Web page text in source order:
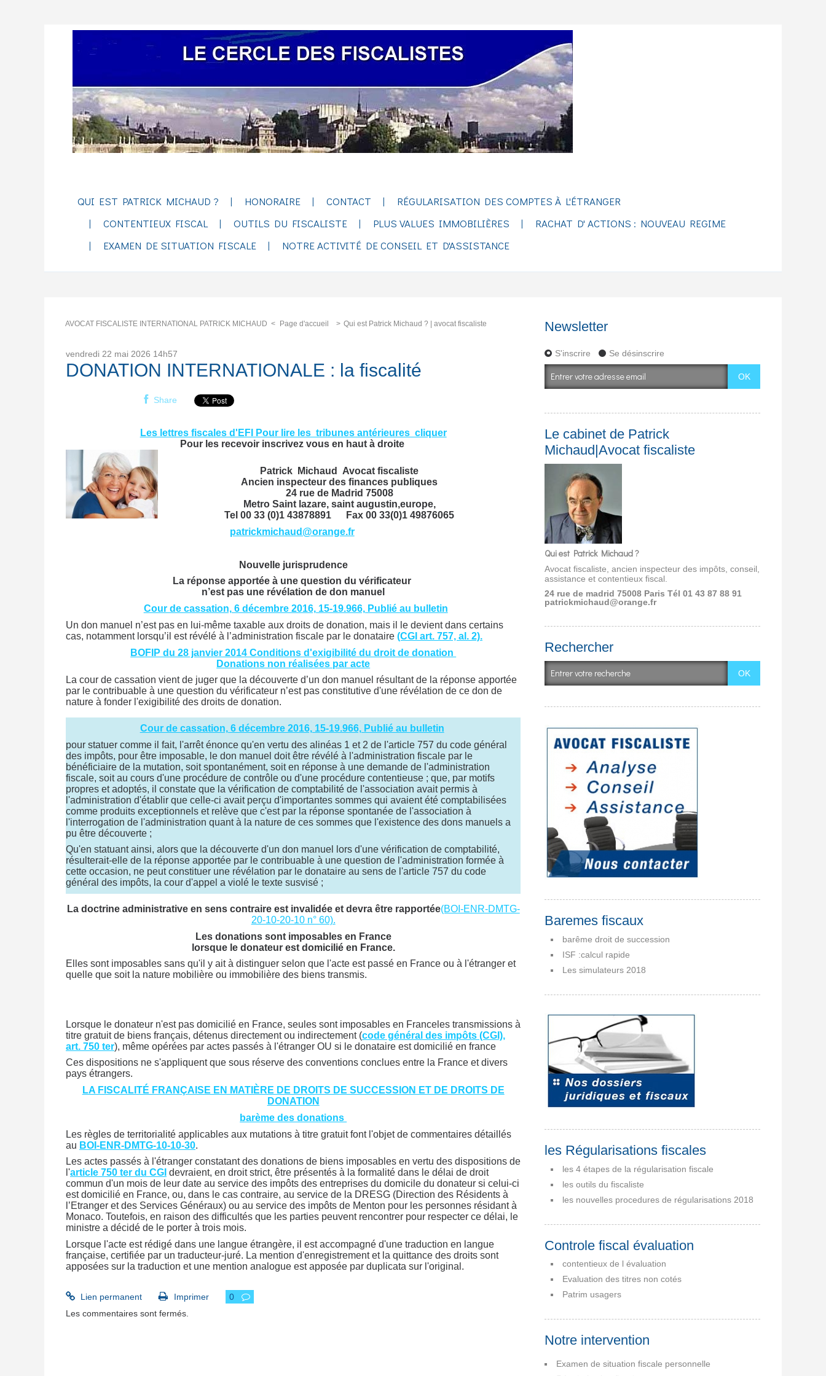
QUI EST PATRICK MICHAUD ? HONORAIRE CONTACT
RÉGULARISATION DES COMPTES À L'ÉTRANGER
CONTENTIEUX FISCAL
OUTILS DU FISCALISTE PLUS VALUES IMMOBILIÈRES
RACHAT D' ACTIONS : NOUVEAU REGIME
EXAMEN DE SITUATION FISCALE
NOTRE ACTIVITÉ DE CONSEIL ET D'ASSISTANCE
AVOCAT FISCALISTE INTERNATIONAL PATRICK MICHAUD Page d'accueil Qui est Patrick Michaud ? | avocat fiscaliste
vendredi 22 mai 2026 14h57
DONATION INTERNATIONALE : la fiscalité
Share
Les lettres fiscales d'EFI Pour lire les tribunes antérieures cliquer
Pour les recevoir inscrivez vous en haut à droite
Patrick Michaud Avocat fiscaliste
Ancien inspecteur des finances publiques
24 rue de Madrid 75008
Metro Saint lazare, saint augustin,europe,
Tel 00 33 (0)1 43878891 Fax 00 33(0)1 49876065
patrickmichaud@orange.fr
Nouvelle jurisprudence
La réponse apportée à une question du vérificateur
n’est pas une révélation de don manuel
Cour de cassation, 6 décembre 2016, 15-19.966, Publié au bulletin
Un don manuel n’est pas en lui-même taxable aux droits de donation, mais il le devient dans certains
cas, notamment lorsqu’il est révélé à l’administration fiscale par le donataire (CGI art. 757, al. 2).
BOFIP du 28 janvier 2014 Conditions d'exigibilité du droit de donation
Donations non réalisées par acte
La cour de cassation vient de juger que la découverte d’un don manuel résultant de la réponse apportée
par le contribuable à une question du vérificateur n’est pas constitutive d'une révélation de ce don de
nature à fonder l'exigibilité des droits de donation.
Cour de cassation, 6 décembre 2016, 15-19.966, Publié au bulletin
pour statuer comme il fait, l'arrêt énonce qu'en vertu des alinéas 1 et 2 de l'article 757 du code général
des impôts, pour être imposable, le don manuel doit être révélé à l'administration fiscale par le
bénéficiaire de la mutation, soit spontanément, soit en réponse à une demande de l'administration
fiscale, soit au cours d'une procédure de contrôle ou d'une procédure contentieuse ; que, par motifs
propres et adoptés, il constate que la vérification de comptabilité de l'association avait permis à
l'administration d'établir que celle-ci avait perçu d'importantes sommes qui avaient été comptabilisées
comme produits exceptionnels et relève que c'est par la réponse spontanée de l'association à
l'interrogation de l'administration quant à la nature de ces sommes que l'existence des dons manuels a
pu être découverte ;
Qu'en statuant ainsi, alors que la découverte d'un don manuel lors d'une vérification de comptabilité,
résulterait-elle de la réponse apportée par le contribuable à une question de l'administration formée à
cette occasion, ne peut constituer une révélation par le donataire au sens de l'article 757 du code
général des impôts, la cour d'appel a violé le texte susvisé ;
La doctrine administrative en sens contraire est invalidée et devra être rapportée(BOI-ENR-DMTG-
20-10-20-10 n° 60).
Les donations sont imposables en France
lorsque le donateur est domicilié en France.
Elles sont imposables sans qu'il y ait à distinguer selon que l'acte est passé en France ou à l'étranger et
quelle que soit la nature mobilière ou immobilière des biens transmis.
Lorsque le donateur n'est pas domicilié en France, seules sont imposables en Franceles transmissions à
titre gratuit de biens français, détenus directement ou indirectement (code général des impôts (CGI),
art. 750 ter), même opérées par actes passés à l'étranger OU si le donataire est domicilié en france
Ces dispositions ne s'appliquent que sous réserve des conventions conclues entre la France et divers
pays étrangers.
LA FISCALITÉ FRANÇAISE EN MATIÈRE DE DROITS DE SUCCESSION ET DE DROITS DE
DONATION
barème des donations
Les règles de territorialité applicables aux mutations à titre gratuit font l'objet de commentaires détaillés
au BOI-ENR-DMTG-10-10-30.
Les actes passés à l'étranger constatant des donations de biens imposables en vertu des dispositions de
l'article 750 ter du CGI devraient, en droit strict, être présentés à la formalité dans le délai de droit
commun d'un mois de leur date au service des impôts des entreprises du domicile du donateur si celui-ci
est domicilié en France, ou, dans le cas contraire, au service de la DRESG (Direction des Résidents à
l’Etranger et des Services Généraux) ou au service des impôts de Menton pour les personnes résidant à
Monaco. Toutefois, en raison des difficultés que les parties peuvent rencontrer pour respecter ce délai, le
ministre a décidé de le porter à trois mois.
Lorsque l'acte est rédigé dans une langue étrangère, il est accompagné d'une traduction en langue
française, certifiée par un traducteur-juré. La mention d'enregistrement et la quittance des droits sont
apposées sur la traduction et une mention analogue est apposée par duplicata sur l'original.
Lien permanent Imprimer
0
Les commentaires sont fermés.
Newsletter
S'inscrire Se désinscrire
Le cabinet de Patrick
Michaud|Avocat fiscaliste
Qui est Patrick Michaud ?
Avocat fiscaliste, ancien inspecteur des impôts, conseil,
assistance et contentieux fiscal.
24 rue de madrid 75008 ParisTél 01 43 87 88 91
patrickmichaud@orange.fr
Rechercher
Baremes fiscaux
barême droit de succession
ISF :calcul rapide
Les simulateurs 2018
les Régularisations fiscales
les 4 étapes de la régularisation fiscale
les outils du fiscaliste
les nouvelles procedures de régularisations 2018
Controle fiscal évaluation
contentieux de l évaluation
Evaluation des titres non cotés
Patrim usagers
Notre intervention
Examen de situation fiscale personnelle